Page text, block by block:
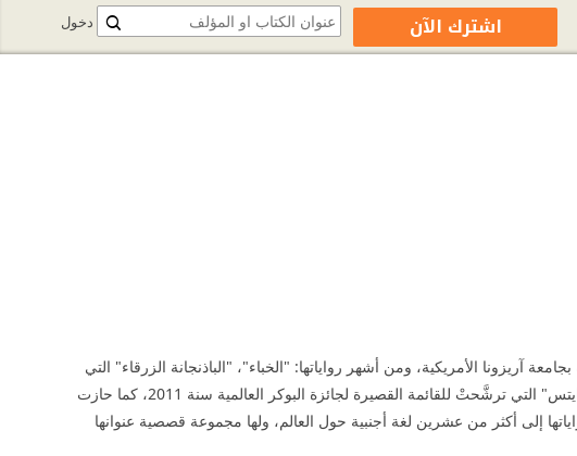
آريزونا الأمريكية، ومن أشهر رواياتها: "الخباء"، "الباذنجانة الزرقاء" التي
حازت على جائزة الدولة التشجيعية في الرواية سنة 2002، "نقرات الظباء"، "بروكلين هايتس" التي ترشَّحتْ للقائمة القصيرة لجائزة البوكر العالمية سنة 2011، كما حازت
تُرجمتْ رواياتها إلى أكثر من عشرين لغة أجنبية حول العالم، ولها مجموعة قصصية عنوانها
دخول اشترك الآن